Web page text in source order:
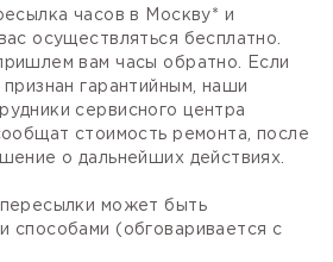
часов в Москву* и
осуществляться бесплатно.
вам часы обратно. Если
гарантийным, наши
сервисного центра
стоимость ремонта, после
о дальнейших действиях.
может быть
способами (обговаривается с